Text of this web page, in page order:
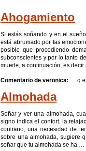
Ahogamiento
Si estás soñando yen el sueño
está abrumado por las
posible que procediendo
subconscientes ypor lo tanto
muerte, a continuación, es
Comentario de veronica: … q
Almohada
Soñar y ver una almohada,
signo indica el confort. la
contrario, una necesidad de
sobre una almohada, sugiere
soñar que tu almohada se ha …